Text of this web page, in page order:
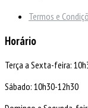
Termos e
Horário
Terça a Sexta-feira:
Sábado: 10h30-12h30